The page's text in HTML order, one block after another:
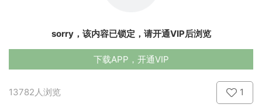
sorry，该内容已锁定，请开通VIP后浏览
下载APP，开通VIP
13782人浏览 1